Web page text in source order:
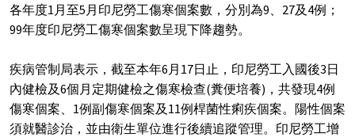
各年度1月至5月印尼勞工傷寒個案數，分別為9、27及4例；
99年度印尼勞工傷寒個案數呈現下降趨勢。
疾病管制局表示，截至本年6月17日止，印尼勞工入國後3日
內健檢及6個月定期健檢之傷寒檢查(糞便培養)，共發現4例
傷寒個案、1例副傷寒個案及11例桿菌性痢疾個案。陽性個案
須就醫診治，並由衛生單位進行後續追蹤管理。印尼勞工增